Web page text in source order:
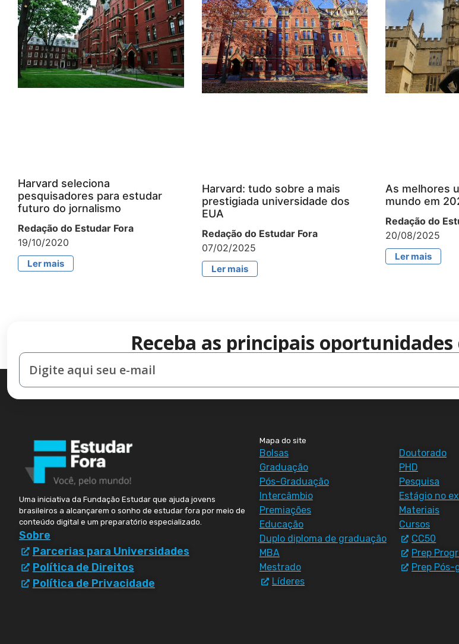
Harvard seleciona
pesquisadores para estudar
futuro do jornalismo
Redação do Estudar Fora
19/10/2020
Ler mais
Harvard: tudo sobre a mais
prestigiada universidade dos
EUA
Redação do Estudar Fora
07/02/2025
Ler mais
As melhores
mundo em
Redação do
20/08/2025
Ler mais
Receba as principais
Uma iniciativa da Fundação Estudar que ajuda jovens
brasileiros a alcançarem o sonho de estudar fora por meio de
conteúdo digital e um preparatório especializado.
Sobre
Parcerias para Universidades
Política de Direitos
Política de Privacidade
Mapa do site
Bolsas
Graduação
Pós-Graduação
Intercâmbio
Premiações
Educação
Duplo diploma de graduação
MBA
Mestrado
Líderes
Doutorado
PHD
Pesquisa
Estágio no
Materiais
Cursos
CC50
Prep
Prep Pós-